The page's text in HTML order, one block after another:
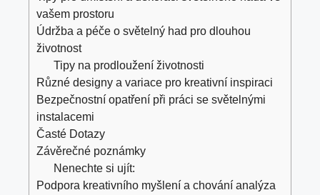
vašem prostoru
Údržba a péče o světelný had pro dlouhou
životnost
Tipy na prodloužení životnosti
Různé designy a variace pro kreativní inspiraci
Bezpečnostní opatření při práci se světelnými
instalacemi
Časté Dotazy
Závěrečné poznámky
Nenechte si ujít:
Podpora kreativního myšlení a chování analýza